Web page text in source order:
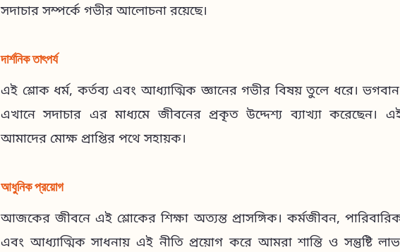
সদাচার সম্পর্কে গভীর আলোচনা রয়েছে।
দার্শনিক তাৎপর্য
এই শ্লোক ধর্ম, কর্তব্য এবং আধ্যাত্মিক জ্ঞানের গভীর বিষয় তুলে ধরে। ভগবান
এখানে সদাচার এর মাধ্যমে জীবনের প্রকৃত উদ্দেশ্য ব্যাখ্যা করেছেন।
আমাদের মোক্ষ প্রাপ্তির পথে সহায়ক।
আধুনিক প্রয়োগ
আজকের জীবনে এই শ্লোকের শিক্ষা অত্যন্ত প্রাসঙ্গিক। কর্মজীবন,
এবং আধ্যাত্মিক সাধনায় এই নীতি প্রয়োগ করে আমরা শান্তি ও সন্তুষ্টি